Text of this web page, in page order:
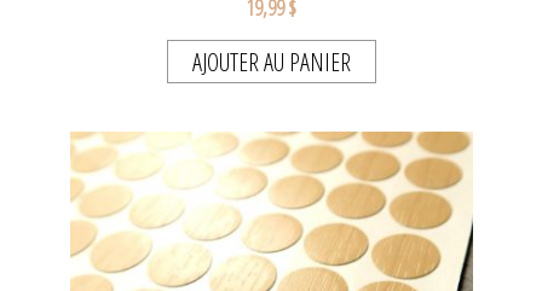
19,99 $
AJOUTER AU PANIER